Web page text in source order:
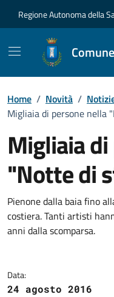
Regione Autonoma della
Home / Novità /
Migliaia di persone nella
Migliaia
"Notte di
Dettagli
Pienone dalla baia fino
costiera. Tanti artisti
anni dalla scomparsa.
Data:
24 agosto 2016